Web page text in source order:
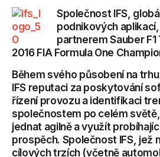
Společnost IFS,
podnikových
partnerem Sauber
2016 FIA Formula One
Během svého působení na
IFS reputaci za poskytování
řízení provozu a identifikaci
společnostem po celém
jednat agilně a využít
prospěch. Společnost IFS, jež
cílových trzích (včetně